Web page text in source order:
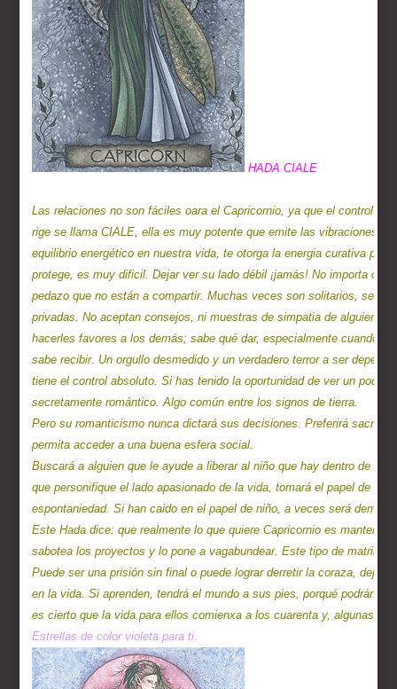
Las relaciones no son fáciles oara el Capricornio, ya que el control
rige se llama CIALE, ella es muy potente que emite las vibraciones
equilibrio energético en nuestra vida, te otorga la energia curativa
protege, es muy dificil. Dejar ver su lado débil ¡jamás! No importa
pedazo que no están a compartir. Muchas veces son solitarios,
privadas. No aceptan consejos, ni muestras de simpatia de alguien:
hacerles favores a los demás; sabe qué dar, especialmente cuando
sabe recibir. Un orgullo desmedido y un verdadero terror a ser
tiene el control absoluto. Si has tenido la oportunidad de ver un poco
secretamente romántico. Algo común entre los signos de tierra.
Pero su romanticismo nunca dictará sus decisiones. Preferirá
permita acceder a una buena esfera social.
Buscará a alguien que le ayude a liberar al niño que hay dentro de él.
que personifique el lado apasionado de la vida, tomará el papel de
espontaniedad. Si han caido en el papel de niño, a veces será
Este Hada dice: que realmente lo que quiere Capricornio es
sabotea los proyectos y lo pone a vagabundear. Este tipo de
Puede ser una prisión sin final o puede lograr derretir la coraza,
en la vida. Si aprenden, tendrá el mundo a sus pies, porqué podrán
Estrellas de color violeta para ti.